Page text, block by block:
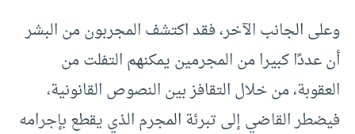
وعلى الجانب الآخر، فقد اكتشف المجربون من البشر
أن عددًا كبيرا من المجرمين يمكنهم التفلت من
العقوبة، من خلال التقافز بين النصوص القانونية،
فيضطر القاضي إلى تبرئة المجرم الذي يقطع بإجرامه